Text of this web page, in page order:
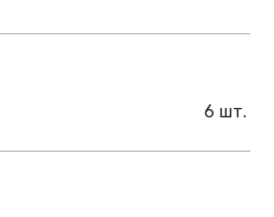
6 шт.